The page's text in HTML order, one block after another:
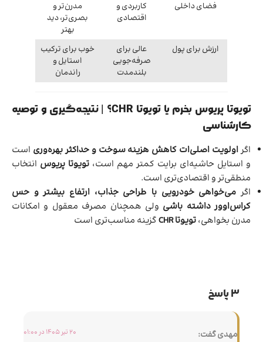
فضای داخلی
کاربردی و
اقتصادی
مدرن‌تر و
بصری‌تر، دید
بهتر
ارزش برای پول
عالی برای
صرفه‌جویی
بلندمدت
خوب برای ترکیب
استایل و
راندمان
تویوتا پریوس بخرم یا تویوتا CHR؟ | نتیجه‌گیری و توصیه
کارشناسی
اگراولویت اصلی‌ات کاهش هزینه سوخت و حداکثر بهره‌وری است
و استایل حاشیه‌ای برایت کمتر مهم است، تویوتا پریوس انتخاب
منطقی‌تر و اقتصادی‌تری است.
اگر می‌خواهی خودرویی با طراحی جذاب، ارتفاع بیشتر و حس
کراس‌اوور داشته باشی ولی همچنان مصرف معقول و امکانات
مدرن بخواهی،تویوتا CHR گزینه مناسب‌تری است
3 پاسخ
مهدیگفت: 20 تیر 1405 در 01:00